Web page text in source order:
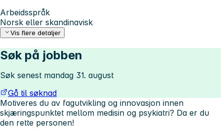
Arbeidsspråk
Norsk eller skandinavisk
Vis flere detaljer
Søk på jobben
Søk senest mandag 31. august
Gå til søknad
Motiveres du av fagutvikling og innovasjon innen
skjæringspunktet mellom medisin og psykiatri? Da er du
den rette personen!